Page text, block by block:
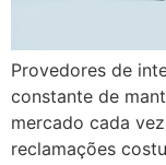
Provedores de
constante de
mercado cada
reclamações